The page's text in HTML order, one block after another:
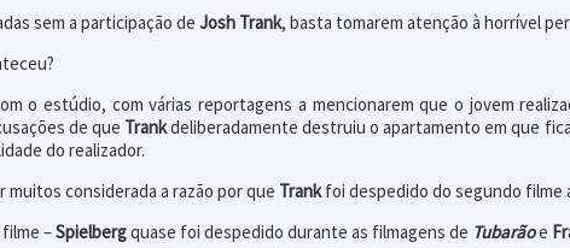
sem a participação de Josh Trank, basta tomarem atenção à horrível
o estúdio, com várias reportagens a mencionarem que o jovem
de que Trankdeliberadamente destruiu o apartamento em que
do realizador.
considerada a razão por que Trankfoi despedido do segundo filme
–Spielbergquase foi despedido durante as filmagens de Tubarãoe